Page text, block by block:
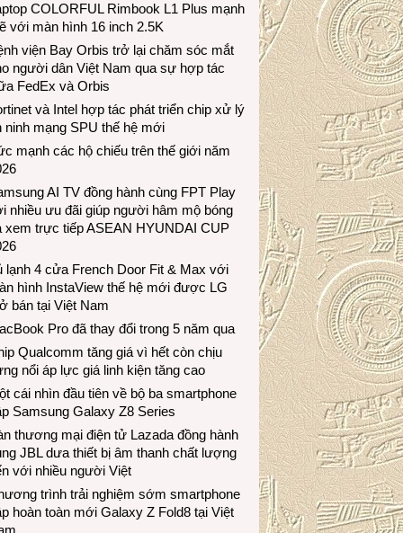
COLORFUL Rimbook L1 Plus mạnh
với màn hình 16 inch 2.5K
viện Bay Orbis trở lại chăm sóc mắt
người dân Việt Nam qua sự hợp tác
FedEx và Orbis
và Intel hợp tác phát triển chip xử lý
ninh mạng SPU thế hệ mới
mạnh các hộ chiếu trên thế giới năm
AI TV đồng hành cùng FPT Play
nhiều ưu đãi giúp người hâm mộ bóng
xem trực tiếp ASEAN HYUNDAI CUP
lạnh 4 cửa French Door Fit & Max với
hình InstaView thế hệ mới được LG
bán tại Việt Nam
Pro đã thay đổi trong 5 năm qua
Qualcomm tăng giá vì hết còn chịu
nổi áp lực giá linh kiện tăng cao
cái nhìn đầu tiên về bộ ba smartphone
Samsung Galaxy Z8 Series
thương mại điện tử Lazada đồng hành
JBL dưa thiết bị âm thanh chất lượng
với nhiều người Việt
trình trải nghiệm sớm smartphone
hoàn toàn mới Galaxy Z Fold8 tại Việt